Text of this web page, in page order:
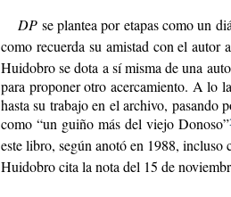
DP se plantea por etapas como un
como recuerda su amistad con el
Huidobro se dota a sí misma de una
para proponer otro acercamiento. A lo
hasta su trabajo en el archivo, pasando
como “un guiño más del viejo Donoso”
este libro, según anotó en 1988,
Huidobro cita la nota del 15 de